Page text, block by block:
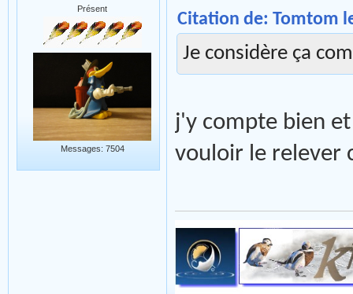
Présent
Messages: 7504
Citation de: Tomtom
Je considère ça
j'y compte bien
vouloir le relever